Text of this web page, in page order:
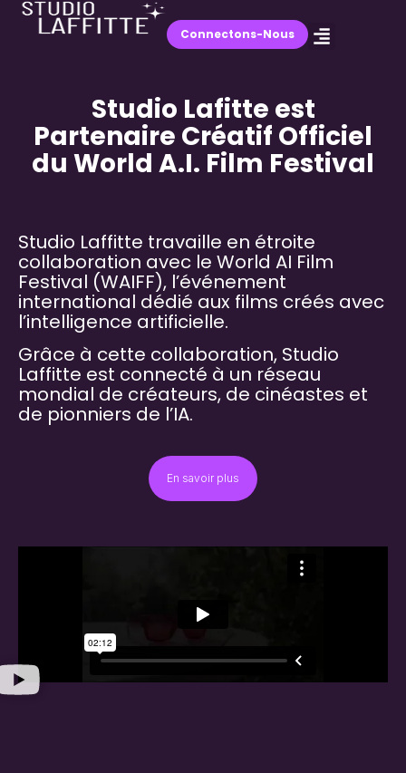
Connectons-Nous
Studio Lafitte est
Partenaire Créatif Officiel
du World A.I. Film Festival
Studio Laffitte travaille en étroite
collaboration avec le World AI Film
Festival (WAIFF), l’événement
international dédié aux films créés avec
l’intelligence artificielle.
Grâce à cette collaboration, Studio
Laffitte est connecté à un réseau
mondial de créateurs, de cinéastes et
de pionniers de l’IA.
En savoir plus